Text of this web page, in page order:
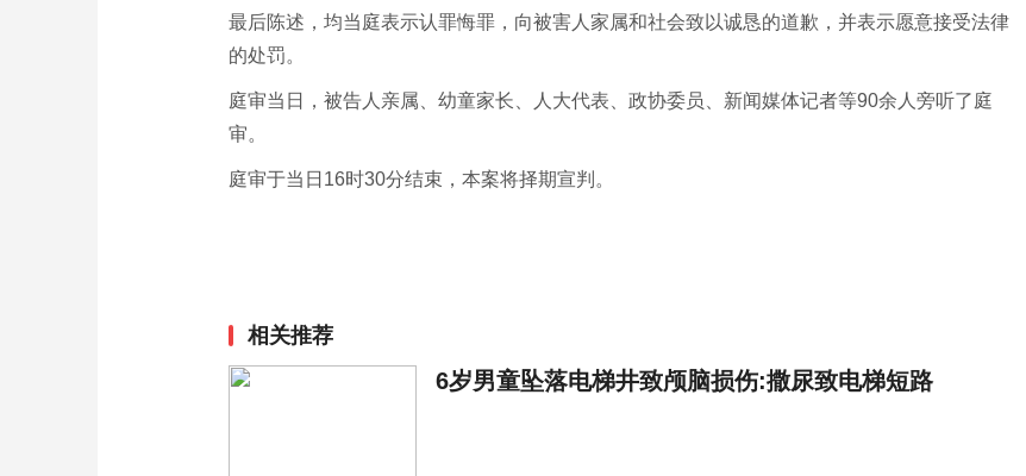
最后陈述，均当庭表示认罪悔罪，向被害人家属和社会致以诚恳的道歉，并表示愿意接受法律
的处罚。
庭审当日，被告人亲属、幼童家长、人大代表、政协委员、新闻媒体记者等90余人旁听了庭
审。
庭审于当日16时30分结束，本案将择期宣判。
相关推荐
6岁男童坠落电梯井致颅脑损伤:撒尿致电梯短路